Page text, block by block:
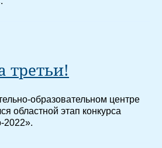
третьи!
образовательном центре
областной этап конкурса
2022».